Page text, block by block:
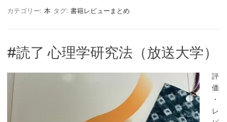
カテゴリー: 本 タグ: 書籍レビューまとめ
#読了 心理学研究法（放送大学）
評
価
・
レ